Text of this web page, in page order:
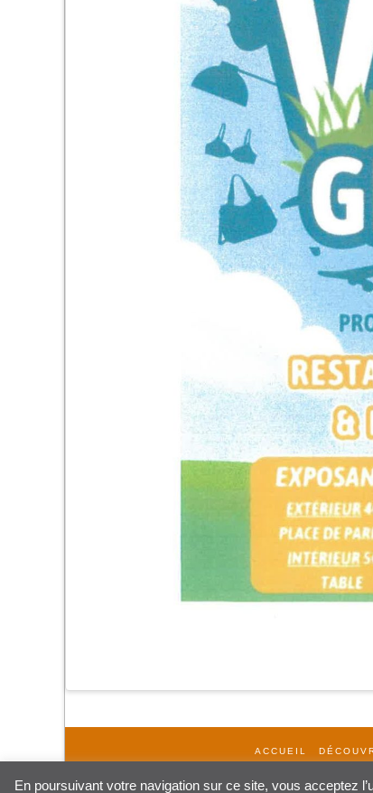
ACCUEIL
En poursuivant votre navigation sur ce site, vous acceptez